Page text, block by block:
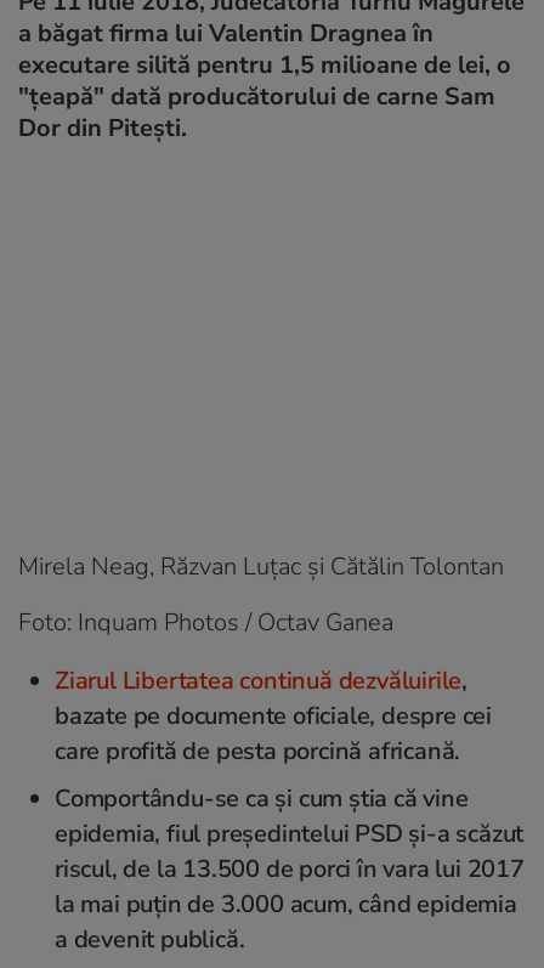
a băgat firma lui Valentin Dragnea în
executare silită pentru 1,5 milioane de lei, o
"țeapă" dată producătorului de carne Sam
Dor din Pitești.
Mirela Neag, Răzvan Luțac și Cătălin Tolontan
Foto: Inquam Photos / Octav Ganea
Ziarul Libertatea continuă dezvăluirile,
bazate pe documente oficiale, despre cei
care profită de pesta porcină africană.
Comportându-se ca și cum știa că vine
epidemia, fiul președintelui PSD și-a scăzut
riscul, de la 13.500 de porci în vara lui 2017
la mai puțin de 3.000 acum, când epidemia
a devenit publică.